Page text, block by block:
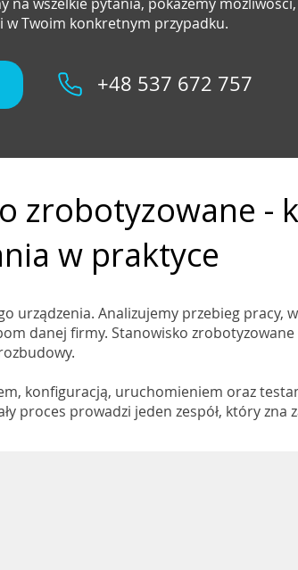
w Twoim konkretnym przypadku.
+48 537 672 757
zrobotyzowane -
w praktyce
urządzenia. Analizujemy przebieg
danej firmy. Stanowisko
konfiguracją, uruchomieniem oraz
proces prowadzi jeden zespół, który